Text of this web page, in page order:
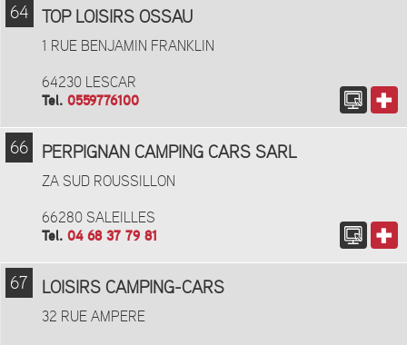
64 TOP LOISIRS OSSAU
1 RUE BENJAMIN FRANKLIN
64230 LESCAR
Tel. 0559776100
66 PERPIGNAN CAMPING CARS SARL
ZA SUD ROUSSILLON
66280 SALEILLES
Tel. 04 68 37 79 81
67 LOISIRS CAMPING-CARS
32 RUE AMPERE